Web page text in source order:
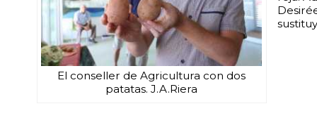
El conseller de Agricultura con dos
patatas. J.A.Riera